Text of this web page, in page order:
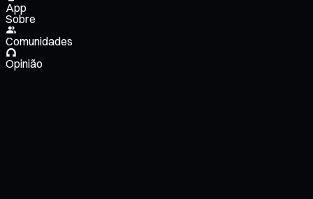
App
Sobre
Comunidades
Opinião